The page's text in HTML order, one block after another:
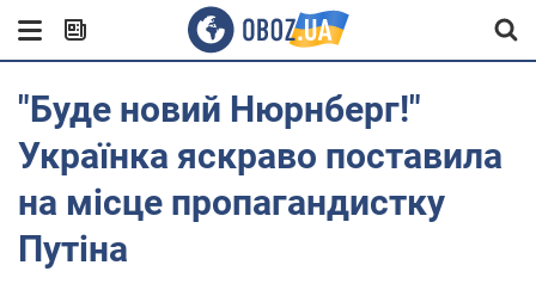
"Буде новий Нюрнберг!"
Українка яскраво поставила
на місце пропагандистку
Путіна